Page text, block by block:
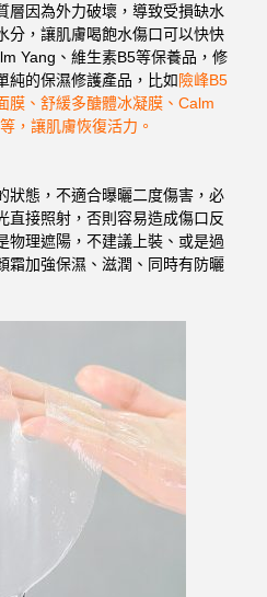
層因為外力破壞，導致受損缺水
分，讓肌膚喝飽水傷口可以快快
Yang、維生素B5等保養品，修
純的保濕修護產品，比如險峰B5
膜、舒緩多醣體冰凝膜、Calm
，讓肌膚恢復活力。
狀態，不適合曝曬二度傷害，必
直接照射，否則容易造成傷口反
物理遮陽，不建議上裝、或是過
霜加強保濕、滋潤、同時有防曬